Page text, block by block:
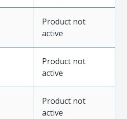
Product not
active
Product not
active
Product not
active